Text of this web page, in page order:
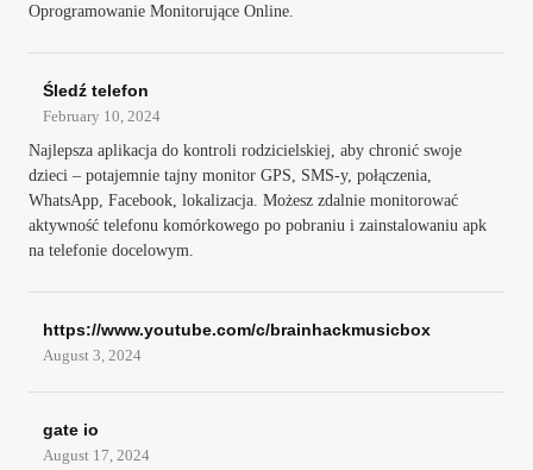
Oprogramowanie Monitorujące Online.
Śledź telefon
February 10, 2024
Najlepsza aplikacja do kontroli rodzicielskiej, aby chronić swoje
dzieci – potajemnie tajny monitor GPS, SMS-y, połączenia,
WhatsApp, Facebook, lokalizacja. Możesz zdalnie monitorować
aktywność telefonu komórkowego po pobraniu i zainstalowaniu apk
na telefonie docelowym.
https://www.youtube.com/c/brainhackmusicbox
August 3, 2024
gate io
August 17, 2024